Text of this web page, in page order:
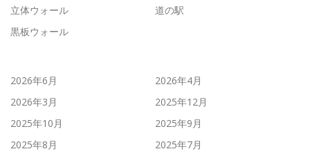
立体ウォール
道の駅
黒板ウォール
2026年6月
2026年4月
2026年3月
2025年12月
2025年10月
2025年9月
2025年8月
2025年7月